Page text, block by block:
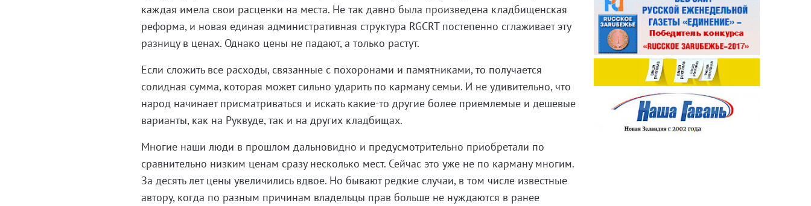
каждая имела свои расценки на места. Не так давно была произведена кладбищенская
реформа, и новая единая административная структура RGCRT постепенно сглаживает эту
разницу в ценах. Однако цены не падают, а только растут.
Если сложить все расходы, связанные с похоронами и памятниками, то получается
солидная сумма, которая может сильно ударить по карману семьи. И не удивительно, что
народ начинает присматриваться и искать какие-то другие более приемлемые и дешевые
варианты, как на Руквуде, так и на других кладбищах.
Многие наши люди в прошлом дальновидно и предусмотрительно приобретали по
сравнительно низким ценам сразу несколько мест. Сейчас это уже не по карману многим.
За десять лет цены увеличились вдвое. Но бывают редкие случаи, в том числе известные
автору, когда по разным причинам владельцы прав больше не нуждаются в ранее